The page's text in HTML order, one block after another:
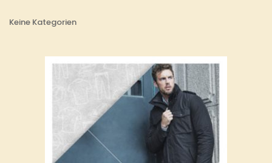
Keine Kategorien